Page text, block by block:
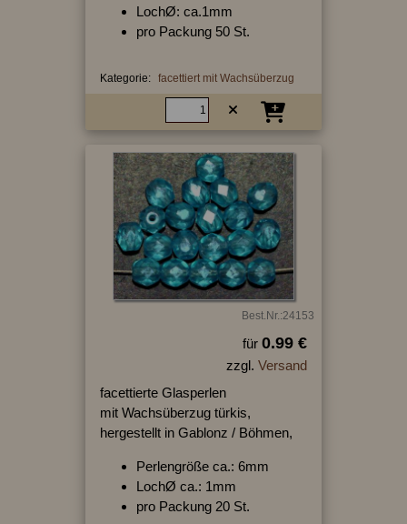
LochØ: ca.1mm
pro Packung 50 St.
Kategorie: facettiert mit Wachsüberzug
Best.Nr.:24153
für 0.99 €
zzgl. Versand
facettierte Glasperlen
mit Wachsüberzug türkis,
hergestellt in Gablonz / Böhmen,
Perlengröße ca.: 6mm
LochØ ca.: 1mm
pro Packung 20 St.